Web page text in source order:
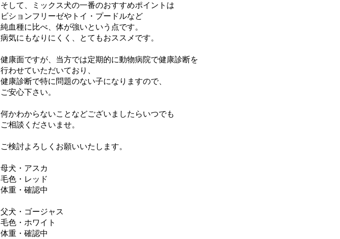
そして、ミックス犬の一番のおすすめポイントは
ビションフリーゼやトイ・プードルなど
純血種に比べ、体が強いという点です。
病気にもなりにくく、とてもおススメです。
健康面ですが、当方では定期的に動物病院で健康診断を
行わせていただいており、
健康診断で特に問題のない子になりますので、
ご安心下さい。
何かわからないことなどございましたらいつでも
ご相談くださいませ。
ご検討よろしくお願いいたします。
母犬・アスカ
毛色・レッド
体重・確認中
父犬・ゴージャス
毛色・ホワイト
体重・確認中